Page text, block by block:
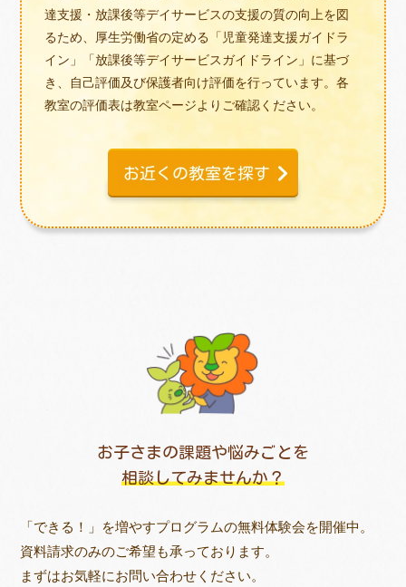
達支援・放課後等デイサービスの支援の質の向上を図
るため、厚生労働省の定める「児童発達支援ガイドラ
イン」「放課後等デイサービスガイドライン」に基づ
き、自己評価及び保護者向け評価を行っています。各
教室の評価表は教室ページよりご確認ください。
お子さまの課題や悩みごとを
相談してみませんか？
「できる！」を増やすプログラムの無料体験会を開催中。
資料請求のみのご希望も承っております。
まずはお気軽にお問い合わせください。